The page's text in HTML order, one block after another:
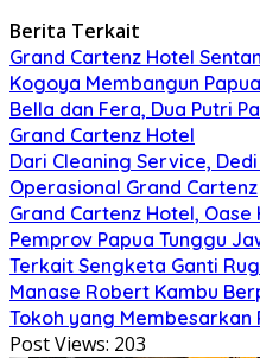
Berita Terkait
Grand Cartenz Hotel
Kogoya Membangun Papua
Bella dan Fera, Dua Putri
Grand Cartenz Hotel
Dari Cleaning Service,
Operasional Grand Cartenz
Grand Cartenz Hotel,
Pemprov Papua Tunggu
Terkait Sengketa Ganti
Manase Robert Kambu
Tokoh yang Membesarkan
Post Views: 203